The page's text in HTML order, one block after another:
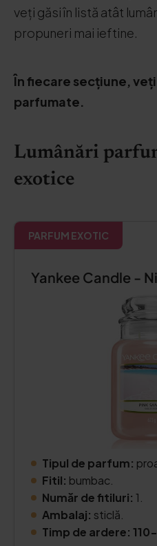
veți găsi în listă atât
propuneri mai ieftine.
În fiecare secțiune,
parfumate.
Lumânări
exotice
PARFUM EXOTIC
Yankee Candle -
Tipul de parfum:
Fitil: bumbac.
Număr de fitiluri: 1.
Ambalaj: sticlă.
Timp de ardere: